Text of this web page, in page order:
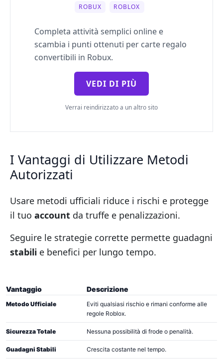
ROBUX ROBLOX
Completa attività semplici online e
scambia i punti ottenuti per carte regalo
convertibili in Robux.
VEDI DI PIÙ
Verrai reindirizzato a un altro sito
I Vantaggi di Utilizzare Metodi
Autorizzati
Usare metodi ufficiali riduce i rischi e protegge
il tuo account da truffe e penalizzazioni.
Seguire le strategie corrette permette guadagni
stabili e benefici per lungo tempo.
Vantaggio Descrizione
Metodo Ufficiale
Eviti qualsiasi rischio e rimani conforme alle
regole Roblox.
Sicurezza Totale Nessuna possibilità di frode o penalità.
Guadagni Stabili Crescita costante nel tempo.